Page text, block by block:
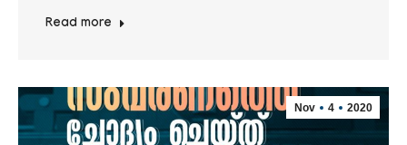
Read more
Nov 4 2020